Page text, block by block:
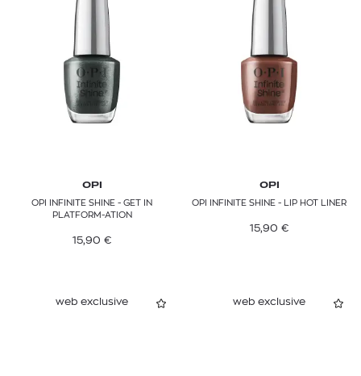
OPI
OPI INFINITE SHINE - GET IN
PLATFORM-ATION
15,90 €
OPI
OPI INFINITE SHINE - LIP HOT LINER
15,90 €
web exclusive web exclusive